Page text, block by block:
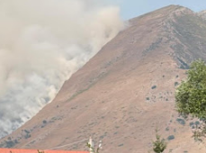
TRA PEDALATE E